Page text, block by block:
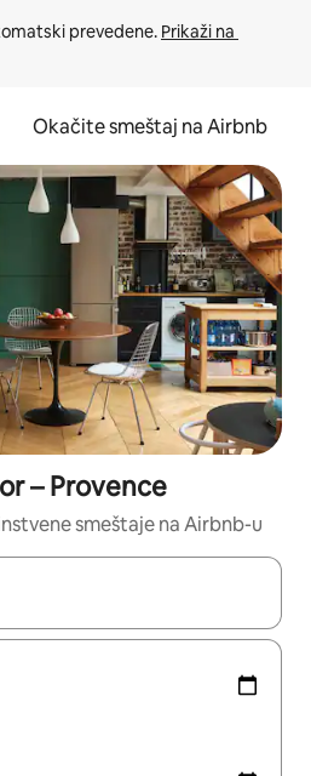
prevedene. Prikaži na
Okačite smeštaj na Airbnb
– Provence
smeštaje na Airbnb-u
možete da se krećete kroz njih